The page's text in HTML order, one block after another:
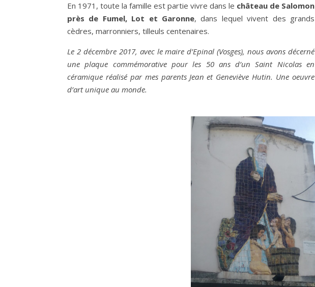
En 1971, toute la famille est partie vivre dans le château de Salomon
près de Fumel, Lot et Garonne, dans lequel vivent des grands
cèdres, marronniers, tilleuls centenaires.
Le 2 décembre 2017, avec le maire d’Epinal (Vosges), nous avons décerné
une plaque commémorative pour les 50 ans d’un Saint Nicolas en
céramique réalisé par mes parents Jean et Geneviève Hutin. Une oeuvre
d’art unique au monde.